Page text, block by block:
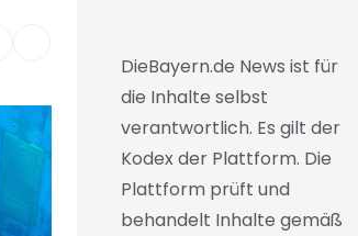
DieBayern.de News ist für
die Inhalte selbst
verantwortlich. Es gilt der
Kodex der Plattform. Die
Plattform prüft und
behandelt Inhalte gemäß